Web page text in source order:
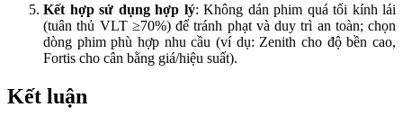
Kết hợp sử dụng hợp lý: Không dán phim quá tối kính lái
(tuân thủ VLT ≥70%) để tránh phạt và duy trì an toàn; chọn
dòng phim phù hợp nhu cầu (ví dụ: Zenith cho độ bền cao,
Fortis cho cân bằng giá/hiệu suất).
Kết luận